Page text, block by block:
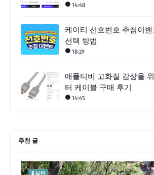
14:48
케이티 선호번호 추첨이
선택 방법
18:29
애플티비 고화질 감상을 위
터 케이블 구매 후기
14:45
추천 글
🧪 실천